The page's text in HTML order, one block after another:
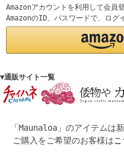
Amazonアカウントを利用して会員
AmazonのID、パスワードで、ログ
▼通販サイト一覧
「Maunaloa」のアイテムは
ご購入をご希望のお客様は